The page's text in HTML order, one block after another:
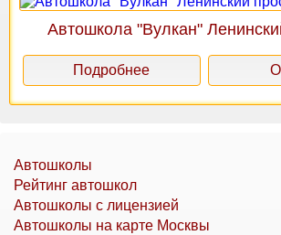
Автошкола "Вулкан"
Подробнее
Автошколы
Рейтинг автошкол
Автошколы с лицензией
Автошколы на карте Москвы